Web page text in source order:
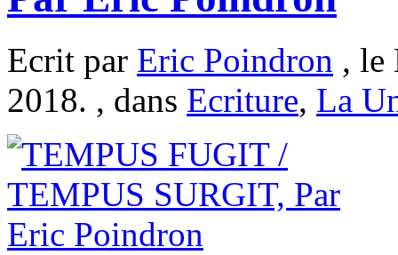
Ecrit par Eric Poindron , le
2018. , dans Ecriture, La